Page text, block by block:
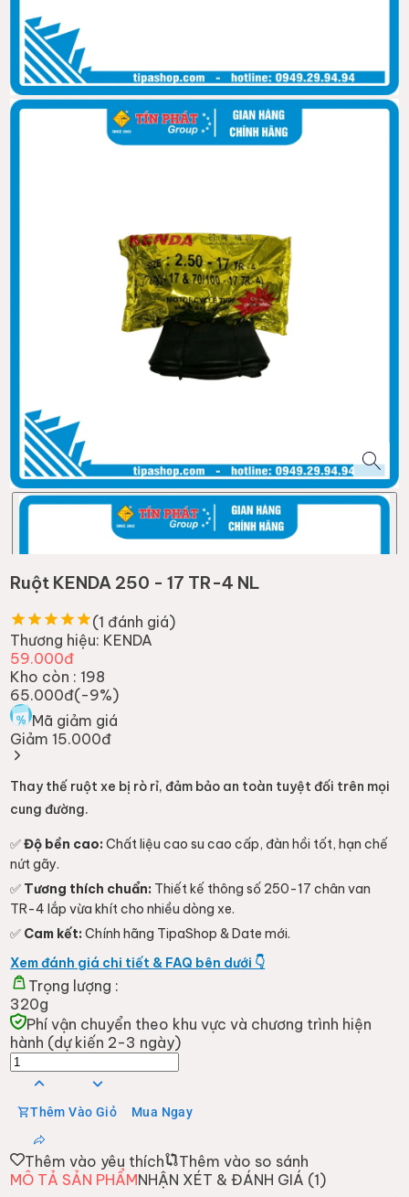
Ruột KENDA 250 - 17 TR-4 NL
(1 đánh giá)
Thương hiệu: KENDA
59.000đ
Kho còn : 198
65.000đ(-9%)
Mã giảm giá
Giảm 15.000đ
Thay thế ruột xe bị rò rỉ, đảm bảo an toàn tuyệt đối trên mọi
cung đường.
✅Độ bền cao: Chất liệu cao su cao cấp, đàn hồi tốt, hạn chế
nứt gãy.
✅ Tương thích chuẩn: Thiết kế thông số 250-17 chân van
TR-4 lắp vừa khít cho nhiều dòng xe.
✅ Cam kết: Chính hãng TipaShop & Date mới.
Xem đánh giá chi tiết & FAQ bên dưới 👇
Trọng lượng :
320g
Phí vận chuyển theo khu vực và chương trình hiện
hành (dự kiến 2-3 ngày)
Thêm Vào Giỏ Mua Ngay
Thêm vào yêu thích
Thêm vào so sánh
MÔ TẢ SẢN PHẨMNHẬN XÉT & ĐÁNH GIÁ (1)